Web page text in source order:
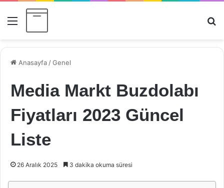
Menü
Anasayfa /Genel
Media Markt Buzdolabı
Fiyatları 2023 Güncel
Liste
26 Aralık 2025 3 dakika okuma süresi